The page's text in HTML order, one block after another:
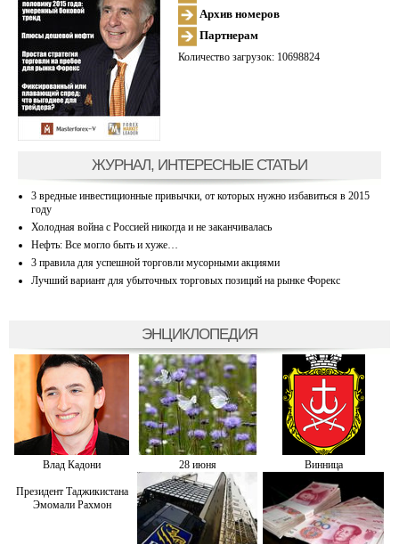
Архив номеров
Партнерам
Количество загрузок: 10698824
ЖУРНАЛ, ИНТЕРЕСНЫЕ СТАТЬИ
3 вредные инвестиционные привычки, от которых нужно избавиться в 2015
году
Холодная война с Россией никогда и не заканчивалась
Нефть: Все могло быть и хуже…
3 правила для успешной торговли мусорными акциями
Лучший вариант для убыточных торговых позиций на рынке Форекс
ЭНЦИКЛОПЕДИЯ
Влад Кадони 28 июня Винница
Президент Таджикистана
Эмомали Рахмон